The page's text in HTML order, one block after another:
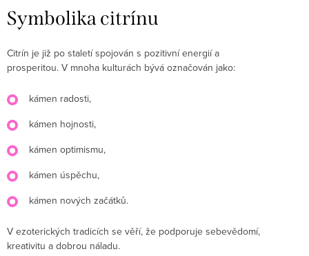
Symbolika citrínu
Citrín je již po staletí spojován s pozitivní energií a
prosperitou. V mnoha kulturách bývá označován jako:
kámen radosti,
kámen hojnosti,
kámen optimismu,
kámen úspěchu,
kámen nových začátků.
V ezoterických tradicích se věří, že podporuje sebevědomí,
kreativitu a dobrou náladu.